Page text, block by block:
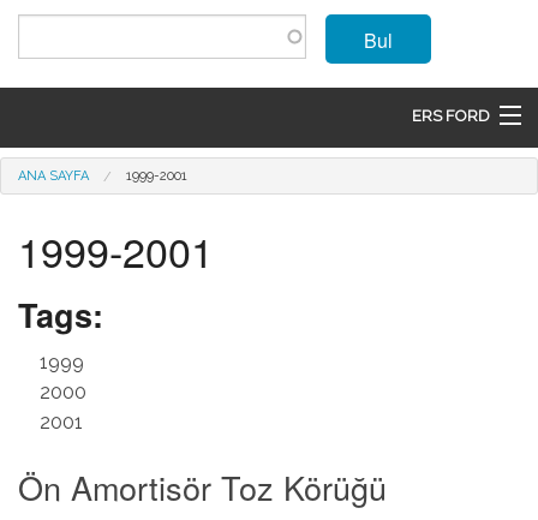
Ana içeriğe atla
Bul
ERS FORD
ANASAYFA
MODELLER
ÜRÜNLER
ÜYE OL
GIRIŞ
Buradasınız
ANA SAYFA 1999-2001
1999-2001
Tags:
1999
2000
2001
Ön Amortisör Toz Körüğü